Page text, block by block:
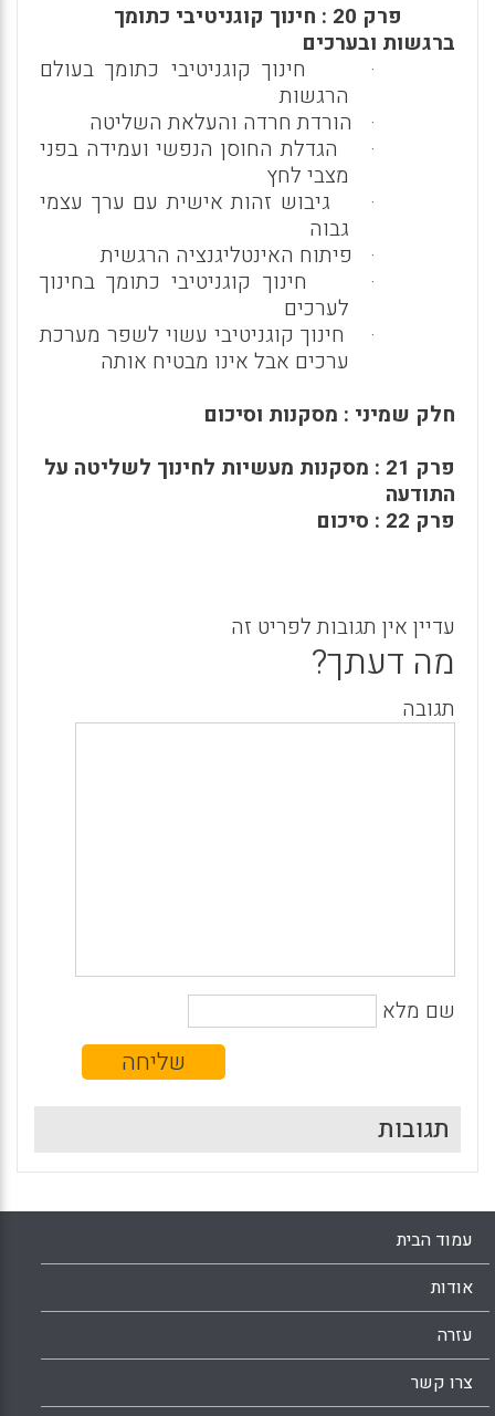
פרק 20 : חינוך קוגניטיבי כתומך
ברגשות ובערכים
·
חינוך קוגניטיבי כתומך בעולם
הרגשות
·
הורדת חרדה והעלאת השליטה
·
הגדלת החוסן הנפשי ועמידה בפני
מצבי לחץ
·
גיבוש זהות אישית עם ערך עצמי
גבוה
·
פיתוח האינטליגנציה הרגשית
·
חינוך קוגניטיבי כתומך בחינוך
לערכים
·
חינוך קוגניטיבי עשוי לשפר מערכת
ערכים אבל אינו מבטיח אותה
חלק שמיני : מסקנות וסיכום
פרק 21 : מסקנות מעשיות לחינוך לשליטה על
התודעה
פרק 22 : סיכום
עדיין אין תגובות לפריט זה
מה דעתך?
תגובה
שם מלא
תגובות
עמוד הבית
אודות
עזרה
צרו קשר